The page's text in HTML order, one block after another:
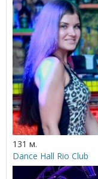
131 м.
Dance Hall Rio Club